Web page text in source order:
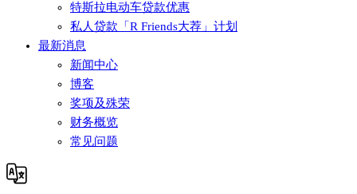
特斯拉电动车贷款优惠
私人贷款「R Friends大荐」计划
最新消息
新闻中心
博客
奖项及殊荣
财务概览
常见问题